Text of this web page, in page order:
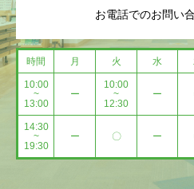
お電話でのお問い
時間 月 火 水
10:00
~
13:00
ー
10:00
~
12:30
ー
14:30
~
19:30
ー 〇 ー